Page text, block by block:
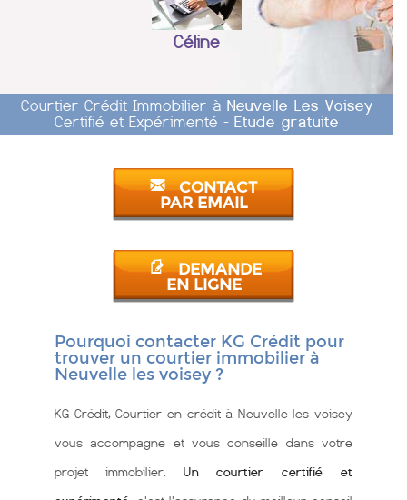
Céline
Courtier Crédit Immobilier à Neuvelle Les Voisey
Certifié et Expérimenté - Etude gratuite
CONTACT
PAR EMAIL
DEMANDE
EN LIGNE
Pourquoi contacter KG Crédit pour
trouver un courtier immobilier à
Neuvelle les voisey ?
KG Crédit, Courtier en crédit à Neuvelle les voisey
vous accompagne et vous conseille dans votre
projet immobilier. Un courtier certifié et